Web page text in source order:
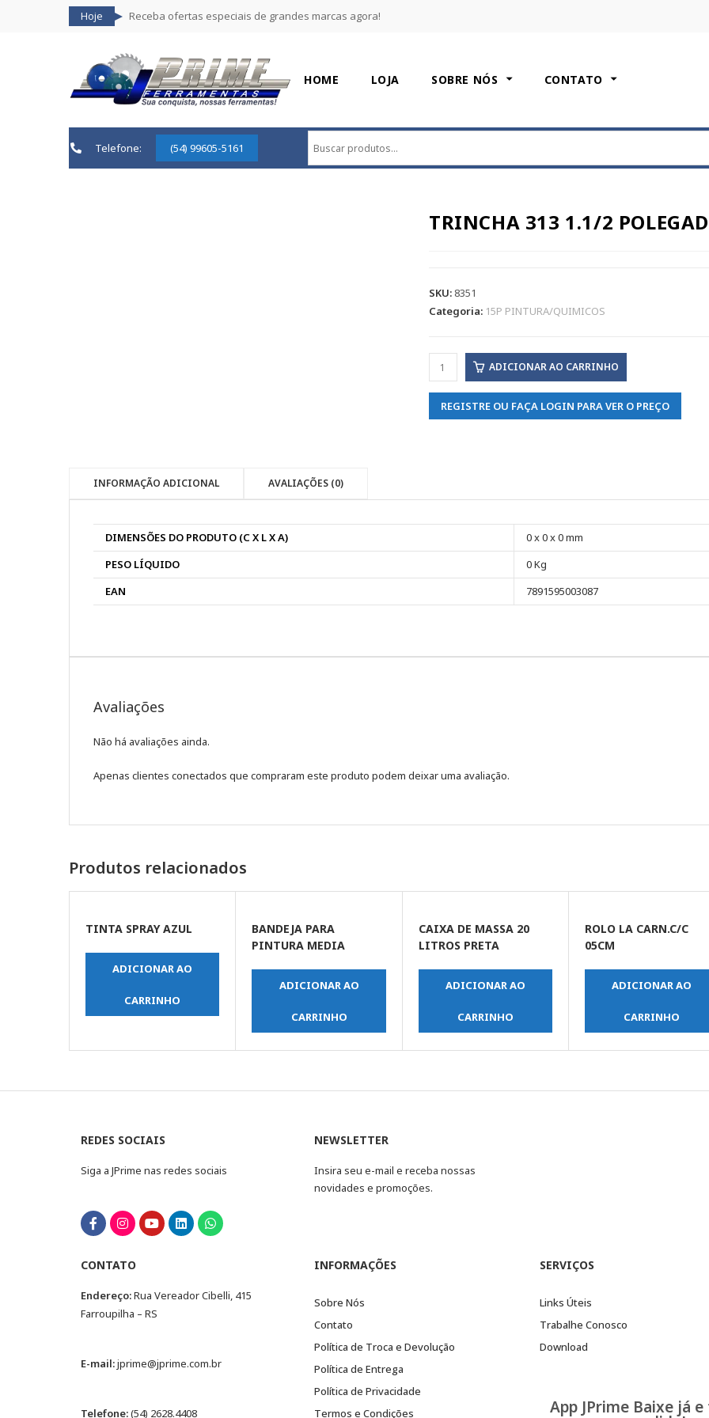
Hoje Receba ofertas especiais de grandes marcas agora!
HOME LOJA SOBRE NÓS CONTATO
Telefone: (54) 99605-5161
TRINCHA 313 1.1/2
SKU: 8351
Categoria: 15P PINTURA/QUIMICOS
ADICIONAR AO CARRINHO
REGISTRE OU FAÇA LOGIN PARA VER O PREÇO
INFORMAÇÃO ADICIONAL AVALIAÇÕES (0)
DIMENSÕES DO PRODUTO (C X L X A)
0 x 0 x 0 mm
PESO LÍQUIDO
0 Kg
EAN
7891595003087
Avaliações
Não há avaliações ainda.
Apenas clientes conectados que compraram este produto podem deixar uma avaliação.
Produtos relacionados
TINTA SPRAY AZUL
ADICIONAR AO
CARRINHO
BANDEJA PARA
PINTURA MEDIA
ADICIONAR AO
CARRINHO
CAIXA DE MASSA 20
LITROS PRETA
ADICIONAR AO
CARRINHO
ROLO LA CARN.C/C
05CM
ADICIONAR AO
CARRINHO
REDES SOCIAIS
Siga a JPrime nas redes sociais
NEWSLETTER
Insira seu e-mail e receba nossas
novidades e promoções.
CONTATO
Endereço:Rua Vereador Cibelli, 415
Farroupilha – RS
E-mail:jprime@jprime.com.br
Telefone:(54) 2628.4408
INFORMAÇÕES
Sobre Nós
Contato
Política de Troca e Devolução
Política de Entrega
Política de Privacidade
Termos e Condições
SERVIÇOS
Links Úteis
Trabalhe Conosco
Download
App JPrime Baixe já